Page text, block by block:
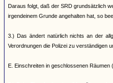
Daraus folgt, daß der SRD grundsätzlich
irgendeinem Grunde angehalten hat, so
3.) Das ändert natürlich nichts an der
Verordnungen die Polizei zu verständigen
E. Einschreiten in geschlossenen Räumen